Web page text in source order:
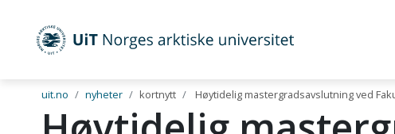
Gå til hovedinnhold
UiT Norges arktiske universitet
uit.no nyheter kortnytt Høytidelig mastergradsavslutning ved